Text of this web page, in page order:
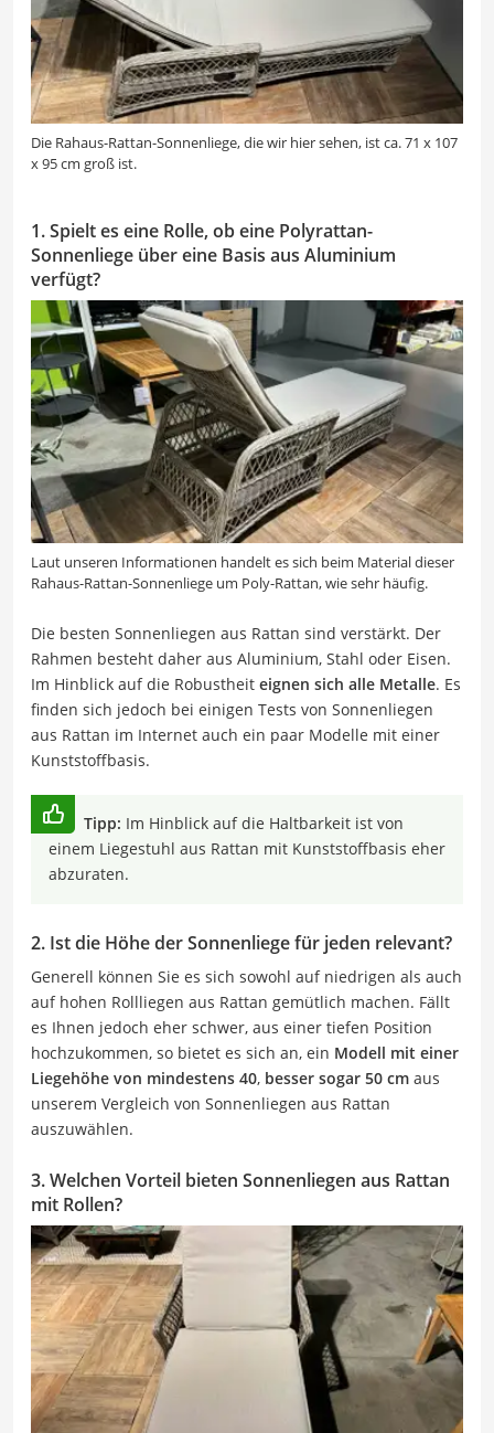
Die Rahaus-Rattan-Sonnenliege, die wir hier sehen, ist ca. 71 x 107
x 95 cm groß ist.
1. Spielt es eine Rolle, ob eine Polyrattan-
Sonnenliege über eine Basis aus Aluminium
verfügt?
Laut unseren Informationen handelt es sich beim Material dieser
Rahaus-Rattan-Sonnenliege um Poly-Rattan, wie sehr häufig.
Die besten Sonnenliegen aus Rattan sind verstärkt. Der
Rahmen besteht daher aus Aluminium, Stahl oder Eisen.
Im Hinblick auf die Robustheit eignen sich alle Metalle. Es
finden sich jedoch bei einigen Tests von Sonnenliegen
aus Rattan im Internet auch ein paar Modelle mit einer
Kunststoffbasis.
Tipp: Im Hinblick auf die Haltbarkeit ist von
einem Liegestuhl aus Rattan mit Kunststoffbasis eher
abzuraten.
2. Ist die Höhe der Sonnenliege für jeden relevant?
Generell können Sie es sich sowohl auf niedrigen als auch
auf hohen Rollliegen aus Rattan gemütlich machen. Fällt
es Ihnen jedoch eher schwer, aus einer tiefen Position
hochzukommen, so bietet es sich an, ein Modell mit einer
Liegehöhe von mindestens 40, besser sogar 50 cm aus
unserem Vergleich von Sonnenliegen aus Rattan
auszuwählen.
3. Welchen Vorteil bieten Sonnenliegen aus Rattan
mit Rollen?